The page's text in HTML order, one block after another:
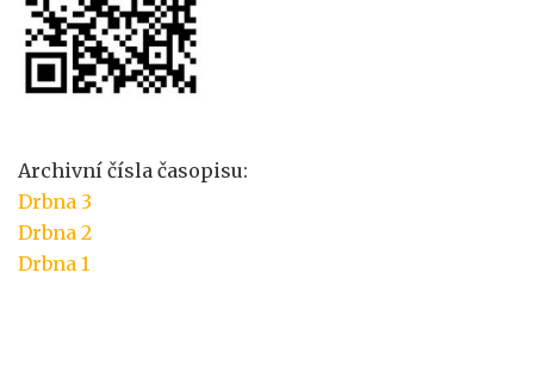
Archivní čísla časopisu:
Drbna 3
Drbna 2
Drbna 1